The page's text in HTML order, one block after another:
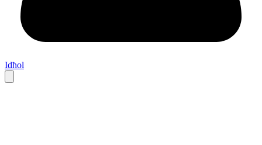
Idħol